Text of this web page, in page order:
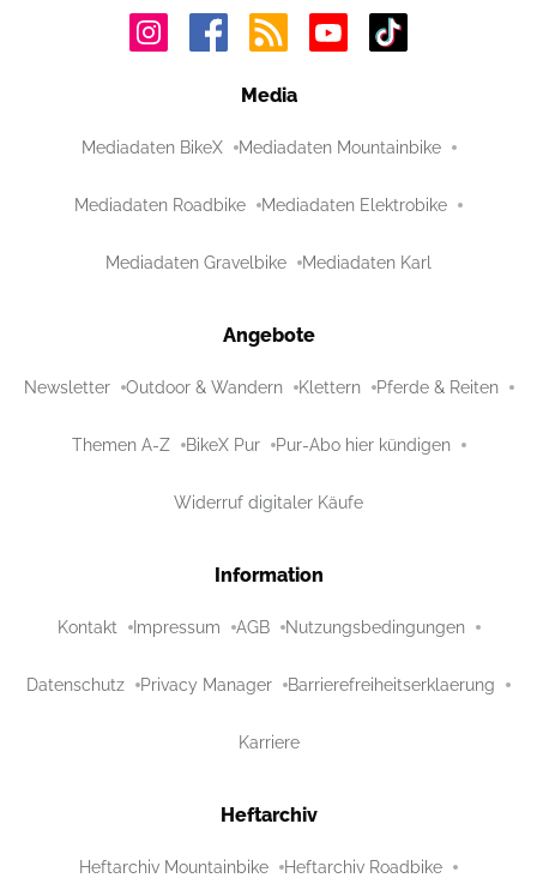
Media
Mediadaten BikeX Mediadaten Mountainbike
Mediadaten Roadbike Mediadaten Elektrobike
Mediadaten Gravelbike Mediadaten Karl
Angebote
Newsletter Outdoor & Wandern Klettern Pferde & Reiten
Themen A-Z BikeX Pur Pur-Abo hier kündigen
Widerruf digitaler Käufe
Information
Kontakt Impressum AGB Nutzungsbedingungen
Datenschutz Privacy Manager Barrierefreiheitserklaerung
Karriere
Heftarchiv
Heftarchiv Mountainbike Heftarchiv Roadbike